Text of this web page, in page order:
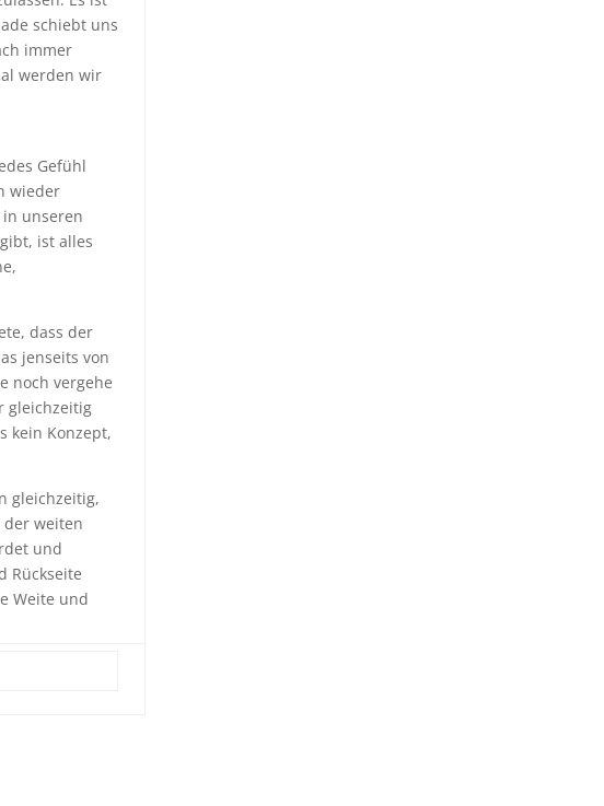
schiebt uns
immer
werden wir
Gefühl
wieder
unseren
ist alles
dass der
jenseits von
noch vergehe
gleichzeitig
kein Konzept,
gleichzeitig,
weiten
und
Rückseite
Weite und